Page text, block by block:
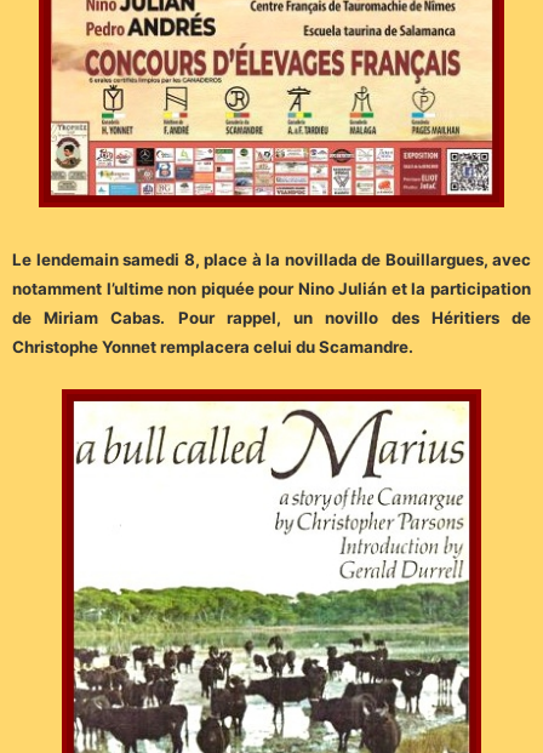
Le lendemain samedi 8, place à la novillada de Bouillargues, avec
notamment l’ultime non piquée pour Nino Julián et la participation
de Miriam Cabas. Pour rappel, un novillo des Héritiers de
Christophe Yonnet remplacera celui du Scamandre.